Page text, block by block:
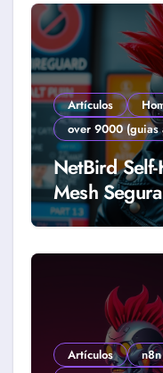
Artículos
over 9000 (guias
NetBird
Mesh
2026)
Artículos
n8n